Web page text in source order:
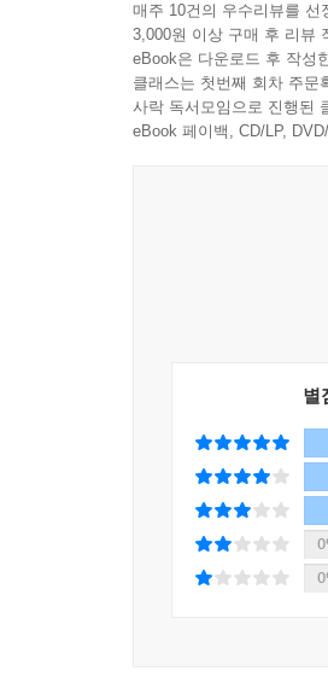
희생될 수밖에 없는 ‘
가치를 뒤로 한 채 직
여기며 헌신해왔다는
구성하고 있는 요소들
거창한 노력과 혁신적
프리드먼 교수의 혁신
절감하고 70만 달러
이 밖에도 토털 리더
31% 그리고 자신의
미국국립보건원
기업과 비영리 단체에서
스튜어트 프리드먼 교
활동 중인 토털 리더
미래로 흔들리고, 다
매주 10건의 우수리뷰를
3,000원 이상 구매 후 리뷰
eBook은 다운로드 후 작성
클래스는 첫번째 회차 주문
사락 독서모임으로 진행된
eBook 페이백, CD/LP,
별